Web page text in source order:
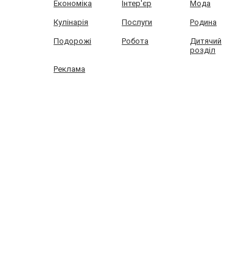
Економіка Інтер'єр Мода
Кулінарія Послуги Родина
Подорожі Робота
Дитячий
розділ
Реклама